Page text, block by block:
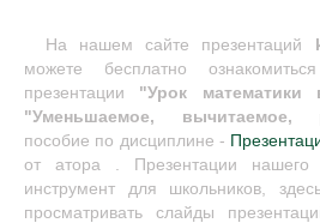
На нашем сайте презентаций
можете бесплатно
презентации "Урок
"Уменьшаемое, вычитаемое,
пособие по дисциплине -
от атора . Презентации
инструмент для школьников,
просматривать слайды